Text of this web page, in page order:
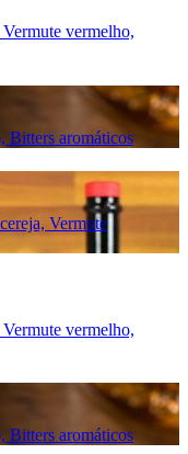
vermelho,
Bitters aromáticos
Vermute
vermelho,
Bitters aromáticos